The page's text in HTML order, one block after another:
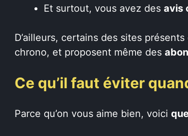
Et surtout, vous avez des avis
D’ailleurs, certains des sites
chrono, et proposent même des
Ce qu’il faut éviter
Parce qu’on vous aime bien, voici